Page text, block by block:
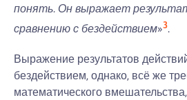
понять. Он выражает
сравнению с бездействием»3.
Выражение результатов
бездействием, однако, всё же
математического